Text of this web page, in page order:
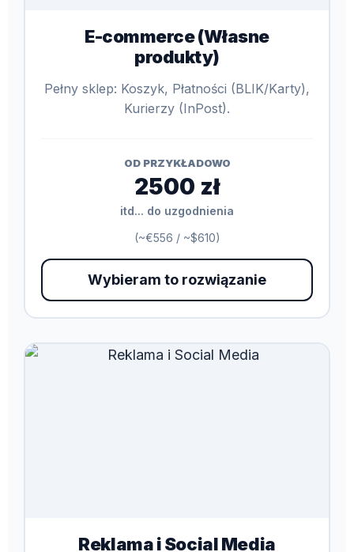
E-commerce (Własne
produkty)
Pełny sklep: Koszyk, Płatności (BLIK/Karty),
Kurierzy (InPost).
OD PRZYKŁADOWO
2500 zł
itd... do uzgodnienia
(~€556 / ~$610)
Wybieram to rozwiązanie
Reklama i Social Media